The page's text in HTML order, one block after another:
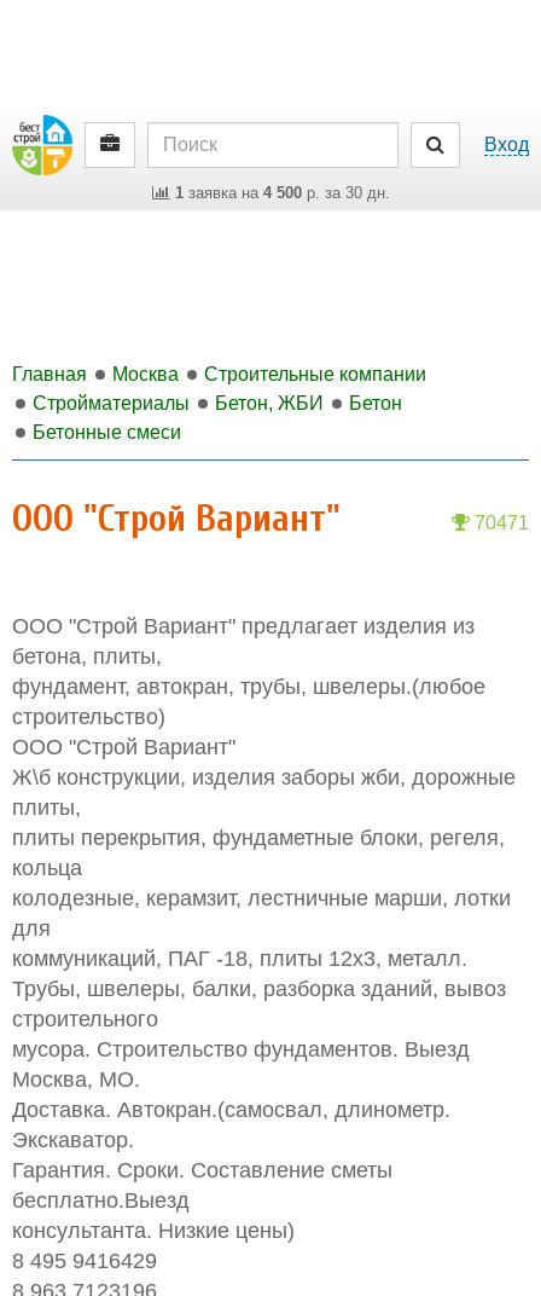
Вход
1заявка на 4 500р. за 30 дн.
Главная Москва
Строительные компании
Стройматериалы
Бетон, ЖБИ
Бетон
Бетонные смеси
70471
ООО "Строй Вариант"
ООО "Строй Вариант" предлагает изделия из
бетона, плиты,
фундамент, автокран, трубы, швелеры.(любое
строительство)
ООО "Строй Вариант"
Ж\б конструкции, изделия заборы жби, дорожные
плиты,
плиты перекрытия, фундаметные блоки, регеля,
кольца
колодезные, керамзит, лестничные марши, лотки
для
коммуникаций, ПАГ -18, плиты 12х3, металл.
Трубы, швелеры, балки, разборка зданий, вывоз
строительного
мусора. Строительство фундаментов. Выезд
Москва, МО.
Доставка. Автокран.(самосвал, длинометр.
Экскаватор.
Гарантия. Сроки. Составление сметы
бесплатно.Выезд
консультанта. Низкие цены)
8 495 9416429
8 963 7123196